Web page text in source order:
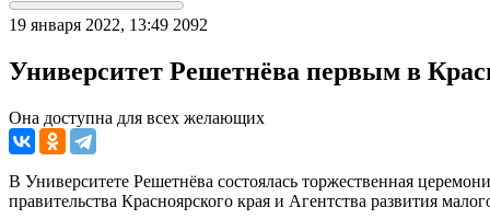
19 января 2022, 13:49 2092
Университет Решетнёва первым в
Она доступна для всех желающих
В Университете Решетнёва состоялась торжественная
правительства Красноярского края и Агентства